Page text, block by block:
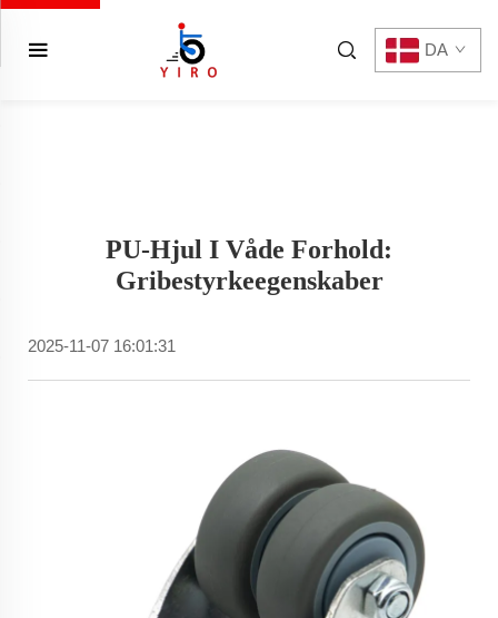
DA
PU-Hjul I Våde Forhold:
Gribestyrkeegenskaber
2025-11-07 16:01:31